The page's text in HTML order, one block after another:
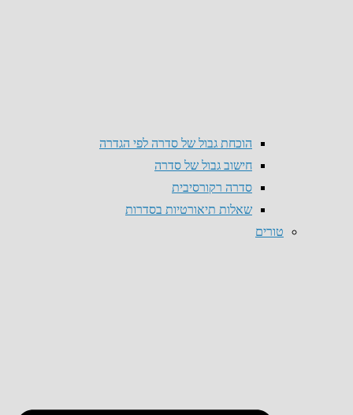
הוכחת גבול של סדרה לפי הגדרה
חישוב גבול של סדרה
סדרה רקורסיבית
שאלות תיאורטיות בסדרות
טורים